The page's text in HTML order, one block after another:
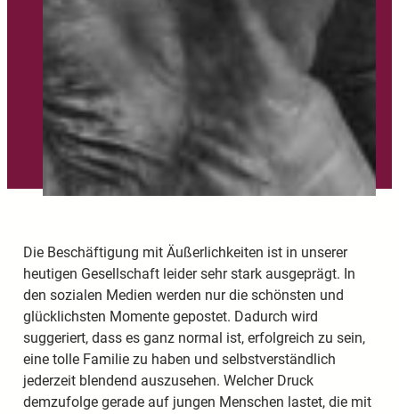
Die Beschäftigung mit Äußerlichkeiten ist in unserer
heutigen Gesellschaft leider sehr stark ausgeprägt. In
den sozialen Medien werden nur die schönsten und
glücklichsten Momente gepostet. Dadurch wird
suggeriert, dass es ganz normal ist, erfolgreich zu sein,
eine tolle Familie zu haben und selbstverständlich
jederzeit blendend auszusehen. Welcher Druck
demzufolge gerade auf jungen Menschen lastet, die mit